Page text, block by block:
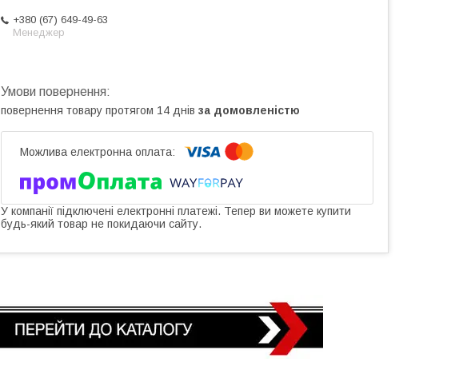
+380 (67) 649-49-63
Менеджер
повернення товару протягом 14 днів за домовленістю
У компанії підключені електронні платежі. Тепер ви можете купити
будь-який товар не покидаючи сайту.